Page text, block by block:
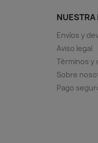
NUESTRA
Envíos y
Aviso legal
Términos y
Sobre
Pago